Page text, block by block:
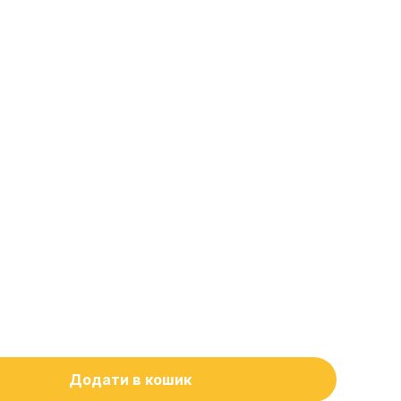
Додати в кошик